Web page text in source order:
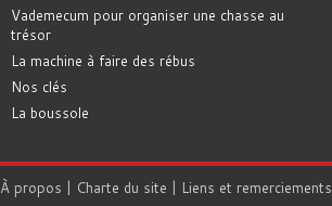
Vademecum pour organiser une chasse au
trésor
La machine à faire des rébus
Nos clés
La boussole
À propos | Charte du site | Liens et remerciements